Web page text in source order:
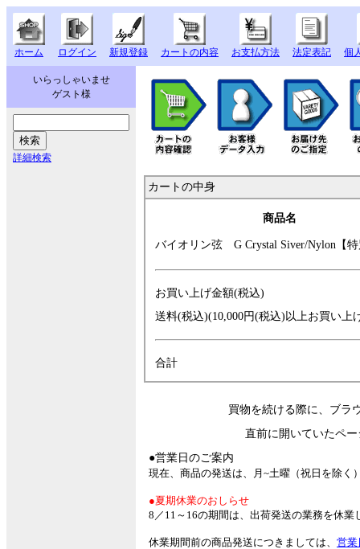
ホーム ログイン 新規登録 カートの内容 お支払方法 法定表記 個
いらっしゃいませ
ゲスト様
詳細検索
カートの中身
商品名
バイオリン弦 G Crystal Siver/Nylon【
お買い上げ金額(税込)
送料(税込)(10,000円(税込)以上お買い上
合計
買物を続ける際に、ブラ
直前に開いていたペ
●営業日のご案内
現在、商品の発送は、月~土曜（祝日を除く
●夏期休業のおしらせ
8／11～16の期間は、出荷発送の業務を休業
休業期間前の商品発送につきましては、 営業